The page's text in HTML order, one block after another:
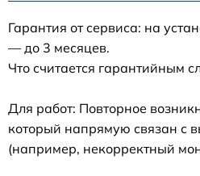
Гарантия от сервиса: на
— до 3 месяцев.
Что считается гарантийным
Для работ: Повторное
который напрямую связан с
(например, некорректный